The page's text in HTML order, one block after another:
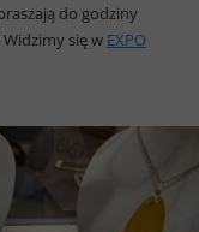
do godziny
się w EXPO